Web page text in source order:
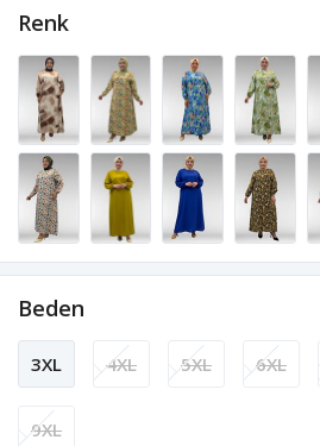
Renk
Beden
3XL 4XL 5XL 6XL
9XL